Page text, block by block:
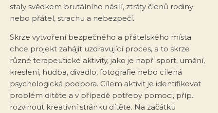
staly svědkem brutálního násilí, ztráty členů rodiny
nebo přátel, strachu a nebezpečí.
Skrze vytvoření bezpečného a přátelského místa
chce projekt zahájit uzdravující proces, a to skrze
různé terapeutické aktivity, jako je např. sport, umění,
kreslení, hudba, divadlo, fotografie nebo cílená
psychologická podpora. Cílem aktivit je identifikovat
problém dítěte a v případě potřeby pomoci, příp.
rozvinout kreativní stránku dítěte. Na začátku